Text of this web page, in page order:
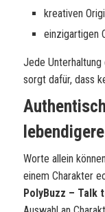
kreativen
einzigartigen
Jede
sorgt dafür, dass
Worte allein
einem Charakter
PolyBuzz – Talk